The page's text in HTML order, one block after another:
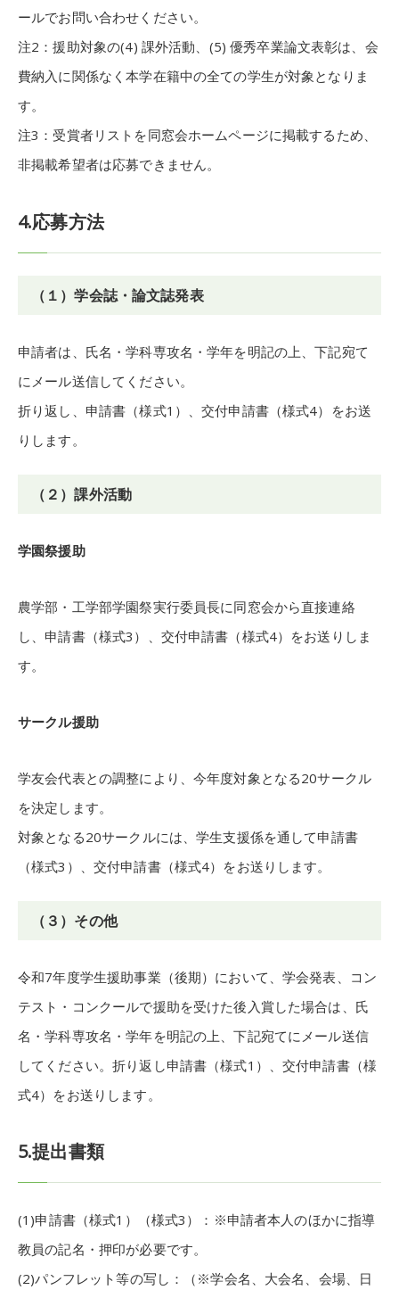
ールでお問い合わせください。
注2：援助対象の(4) 課外活動、(5) 優秀卒業論文表彰は、会
費納入に関係なく本学在籍中の全ての学生が対象となりま
す。
注3：受賞者リストを同窓会ホームページに掲載するため、
非掲載希望者は応募できません。
4.応募方法
（１）学会誌・論文誌発表
申請者は、氏名・学科専攻名・学年を明記の上、下記宛て
にメール送信してください。
折り返し、申請書（様式1）、交付申請書（様式4）をお送
りします。
（２）課外活動
学園祭援助
農学部・工学部学園祭実行委員長に同窓会から直接連絡
し、申請書（様式3）、交付申請書（様式4）をお送りしま
す。
サークル援助
学友会代表との調整により、今年度対象となる20サークル
を決定します。
対象となる20サークルには、学生支援係を通して申請書
（様式3）、交付申請書（様式4）をお送りします。
（３）その他
令和7年度学生援助事業（後期）において、学会発表、コン
テスト・コンクールで援助を受けた後入賞した場合は、氏
名・学科専攻名・学年を明記の上、下記宛てにメール送信
してください。折り返し申請書（様式1）、交付申請書（様
式4）をお送りします。
5.提出書類
(1)申請書（様式1）（様式3）：※申請者本人のほかに指導
教員の記名・押印が必要です。
(2)パンフレット等の写し：（※学会名、大会名、会場、日